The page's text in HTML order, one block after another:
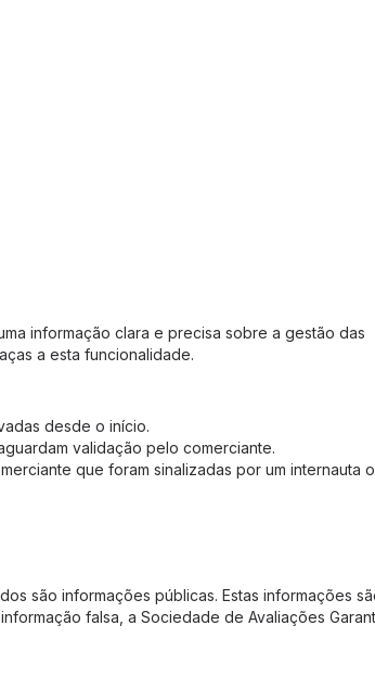
informação clara e precisa sobre a gestão das
a esta funcionalidade.
desde o início.
validação pelo comerciante.
que foram sinalizadas por um internauta
são informações públicas. Estas informações
falsa, a Sociedade de Avaliações